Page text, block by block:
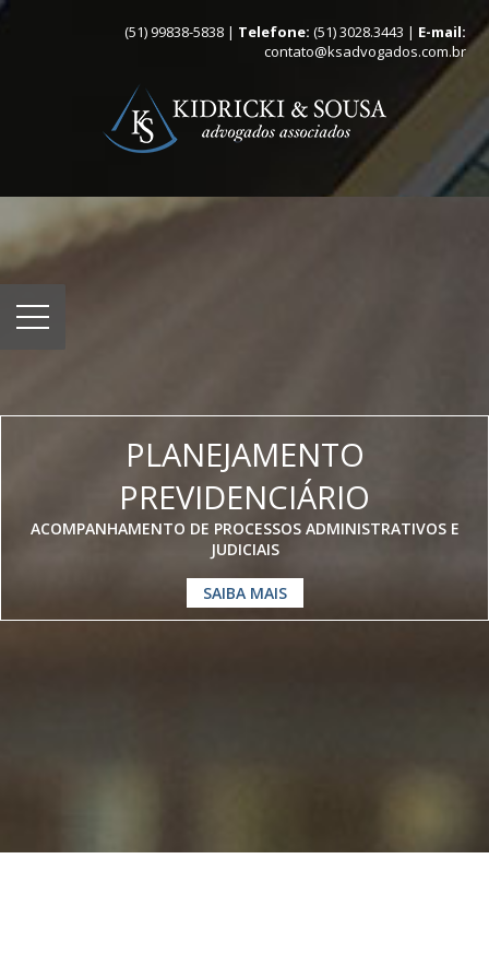
(51) 99838-5838 | Telefone: (51) 3028.3443 | E-mail:
contato@ksadvogados.com.br
PLANEJAMENTO
PREVIDENCIÁRIO
ACOMPANHAMENTO DE PROCESSOS ADMINISTRATIVOS E
JUDICIAIS
SAIBA MAIS